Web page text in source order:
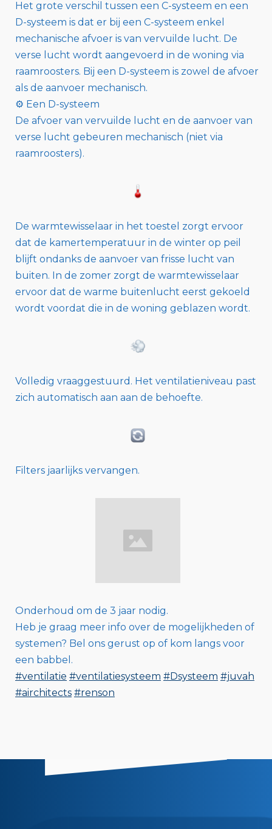
Het grote verschil tussen een C-systeem en een
D-systeem is dat er bij een C-systeem enkel
mechanische afvoer is van vervuilde lucht. De
verse lucht wordt aangevoerd in de woning via
raamroosters. Bij een D-systeem is zowel de afvoer
als de aanvoer mechanisch.
⚙️ Een D-systeem
De afvoer van vervuilde lucht en de aanvoer van
verse lucht gebeuren mechanisch (niet via
raamroosters).
De warmtewisselaar in het toestel zorgt ervoor
dat de kamertemperatuur in de winter op peil
blijft ondanks de aanvoer van frisse lucht van
buiten. In de zomer zorgt de warmtewisselaar
ervoor dat de warme buitenlucht eerst gekoeld
wordt voordat die in de woning geblazen wordt.
Volledig vraaggestuurd. Het ventilatieniveau past
zich automatisch aan aan de behoefte.
Filters jaarlijks vervangen.
Onderhoud om de 3 jaar nodig.
Heb je graag meer info over de mogelijkheden of
systemen? Bel ons gerust op of kom langs voor
een babbel.
#ventilatie #ventilatiesysteem #Dsysteem #juvah
#airchitects #renson